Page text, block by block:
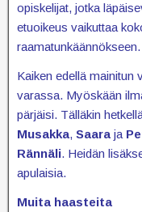
opiskelijat, jotka
etuoikeus vaikuttaa
raamatunkäännökseen.
Kaiken edellä mainitun
varassa. Myöskään
pärjäisi. Tälläkin
Musakka, Saara ja
Rännäli. Heidän
apulaisia.
Muita haasteita